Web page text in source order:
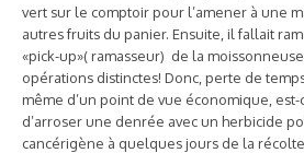
vert sur le comptoir pour l’amener à une
autres fruits du panier. Ensuite, il fallait
«pick-up»( ramasseur) de la
opérations distinctes! Donc, perte de
même d’un point de vue économique,
d’arroser une denrée avec un herbicide
cancérigène à quelques jours de la